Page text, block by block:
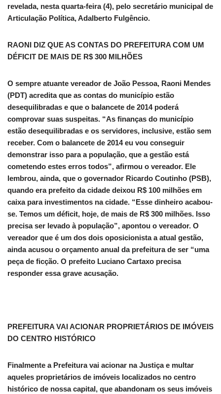
revelada, nesta quarta-feira (4), pelo secretário municipal de
Articulação Política, Adalberto Fulgêncio.
RAONI DIZ QUE AS CONTAS DO PREFEITURA COM UM
DÉFICIT DE MAIS DE R$ 300 MILHÕES
O sempre atuante vereador de João Pessoa, Raoni Mendes
(PDT) acredita que as contas do município estão
desequilibradas e que o balancete de 2014 poderá
comprovar suas suspeitas. “As finanças do município
estão desequilibradas e os servidores, inclusive, estão sem
receber. Com o balancete de 2014 eu vou conseguir
demonstrar isso para a população, que a gestão está
cometendo estes erros todos”, afirmou o vereador. Ele
lembrou, ainda, que o governador Ricardo Coutinho (PSB),
quando era prefeito da cidade deixou R$ 100 milhões em
caixa para investimentos na cidade. “Esse dinheiro acabou-
se. Temos um déficit, hoje, de mais de R$ 300 milhões. Isso
precisa ser levado à população”, apontou o vereador. O
vereador que é um dos dois oposicionista a atual gestão,
ainda acusou o orçamento anual da prefeitura de ser “uma
peça de ficção. O prefeito Luciano Cartaxo precisa
responder essa grave acusação.
PREFEITURA VAI ACIONAR PROPRIETÁRIOS DE IMÓVEIS
DO CENTRO HISTÓRICO
Finalmente a Prefeitura vai acionar na Justiça e multar
aqueles proprietários de imóveis localizados no centro
histórico de nossa capital, que abandonam os seus imóveis